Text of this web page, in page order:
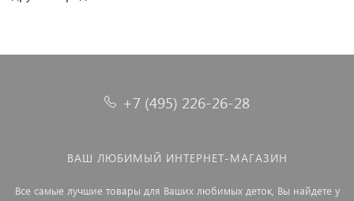
+7 (495) 226-26-28
ВАШ ЛЮБИМЫЙ ИНТЕРНЕТ-МАГАЗИН
Все самые лучшие товары для Ваших любимых деток, Вы найдете у